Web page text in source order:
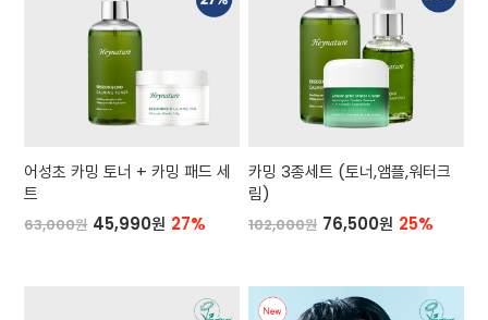
어성초 카밍 토너 + 카밍 패드 세
트
63,000원 45,990원 27%
카밍 3종세트 (토너,앰플,워터크
림)
102,000원 76,500원 25%